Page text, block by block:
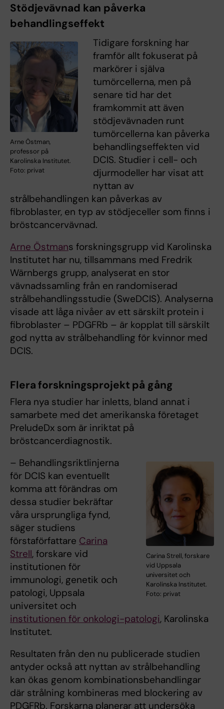
Stödjevävnad kan påverka
behandlingseffekt
Arne Östman,
professor på
Karolinska Institutet.
Foto: privat
Tidigare forskning har
framför allt fokuserat på
markörer i själva
tumörcellerna, men på
senare tid har det
framkommit att även
stödjevävnaden runt
tumörcellerna kan påverka
behandlingseffekten vid
DCIS. Studier i cell- och
djurmodeller har visat att
nyttan av
strålbehandlingen kan påverkas av
fibroblaster, en typ av stödjeceller som finns i
bröstcancervävnad.
Arne Östmans forskningsgrupp vid Karolinska
Institutet har nu, tillsammans med Fredrik
Wärnbergs grupp, analyserat en stor
vävnadssamling från en randomiserad
strålbehandlingsstudie (SweDCIS). Analyserna
visade att låga nivåer av ett särskilt protein i
fibroblaster – PDGFRb – är kopplat till särskilt
god nytta av strålbehandling för kvinnor med
DCIS.
Flera forskningsprojekt på gång
Flera nya studier har inletts, bland annat i
samarbete med det amerikanska företaget
PreludeDx som är inriktat på
bröstcancerdiagnostik.
Carina Strell, forskare
vid Uppsala
universitet och
Karolinska Institutet.
Foto: privat
– Behandlingsriktlinjerna
för DCIS kan eventuellt
komma att förändras om
dessa studier bekräftar
våra ursprungliga fynd,
säger studiens
förstaförfattare Carina
Strell, forskare vid
institutionen för
immunologi, genetik och
patologi, Uppsala
universitet och
institutionen för onkologi-patologi, Karolinska
Institutet.
Resultaten från den nu publicerade studien
antyder också att nyttan av strålbehandling
kan ökas genom kombinationsbehandlingar
där strålning kombineras med blockering av
PDGFRb. Forskarna planerar att undersöka